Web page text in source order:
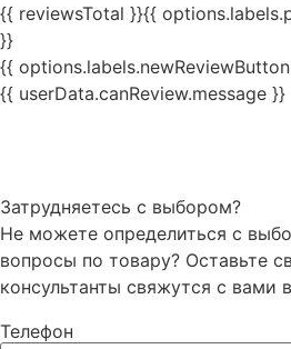
{{ reviewsTotal }}{{
}}
{{
{{ userData.canReview.message }}
Затрудняетесь с выбором?
Не можете определиться с
вопросы по товару? Оставьте
консультанты свяжутся с вами
Телефон